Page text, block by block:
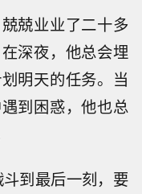
兢业业了二十多
深夜，他总会埋
明天的任务。当
到困惑，他也总
到最后一刻，要